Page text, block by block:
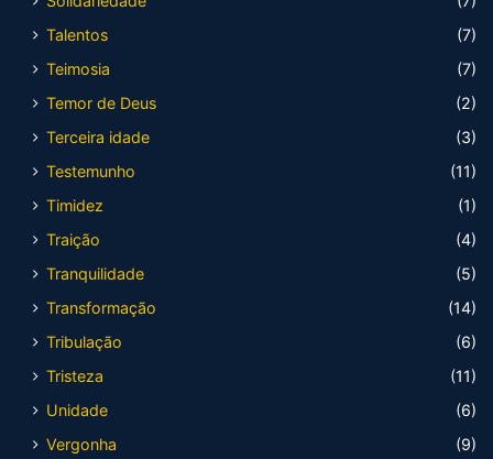
Talentos
(7)
Teimosia
(7)
Temor de Deus
(2)
Terceira idade
(3)
Testemunho
(11)
Timidez
(1)
Traição
(4)
Tranquilidade
(5)
Transformação
(14)
Tribulação
(6)
Tristeza
(11)
Unidade
(6)
Vergonha
(9)